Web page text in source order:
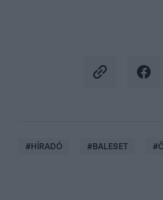
#HÍRADÓ #BALESET #